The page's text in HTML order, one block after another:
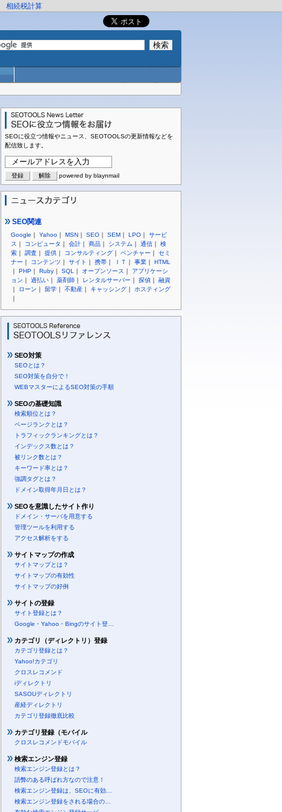
相続税計算
SEOに役立つ情報やニュース、SEOTOOLSの更新情報などを
配信致します。
powered by blaynmail
SEO関連
Google ｜ Yahoo ｜ MSN ｜ SEO ｜ SEM ｜ LPO ｜ サービ
ス ｜ コンピュータ ｜ 会計 ｜ 商品 ｜ システム ｜ 通信 ｜ 検
索 ｜ 調査 ｜ 提供 ｜ コンサルティング ｜ ベンチャー ｜ セミ
ナー ｜ コンテンツ ｜ サイト ｜ 携帯 ｜ ＩＴ ｜ 事業 ｜ HTML
｜ PHP ｜ Ruby ｜ SQL ｜ オープンソース ｜ アプリケーシ
ョン ｜ 過払い ｜ 薬剤師 ｜ レンタルサーバー ｜ 探偵 ｜ 融資
｜ ローン ｜ 留学 ｜ 不動産 ｜ キャッシング ｜ ホスティング
｜
SEO対策
SEOとは？
SEO対策を自分で！
WEBマスターによるSEO対策の手順
SEOの基礎知識
検索順位とは？
ページランクとは？
トラフィックランキングとは？
インデックス数とは？
被リンク数とは？
キーワード率とは？
強調タグとは？
ドメイン取得年月日とは？
SEOを意識したサイト作り
ドメイン・サーバを用意する
管理ツールを利用する
アクセス解析をする
サイトマップの作成
サイトマップとは？
サイトマップの有効性
サイトマップの好例
サイトの登録
サイト登録とは？
Google・Yahoo・Bingのサイト登…
カテゴリ（ディレクトリ）登録
カテゴリ登録とは？
Yahoo!カテゴリ
クロスレコメンド
iディレクトリ
SASOUディレクトリ
産経ディレクトリ
カテゴリ登録徹底比較
カテゴリ登録（モバイル
クロスレコメンドモバイル
検索エンジン登録
検索エンジン登録とは？
語弊のある呼ばれ方なので注意！
検索エンジン登録は、SEOに有効…
検索エンジン登録をされる場合の…